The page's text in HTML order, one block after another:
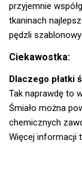
przyjemnie
tkaninach
pędzli
Ciekawostka:
Dlaczego płatki
Tak naprawdę to
Śmiało można
chemicznych
Więcej informacji